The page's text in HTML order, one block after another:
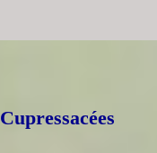
Cupressacées